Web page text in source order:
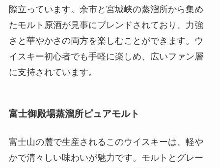
際立っています。余市と宮城峡の蒸溜所から集め
たモルト原酒が見事にブレンドされており、力強
さと華やかさの両方を楽しむことができます。ウ
イスキー初心者でも手軽に楽しめ、広いファン層
に支持されています。
富士御殿場蒸溜所ピュアモルト
富士山の麓で生産されるこのウイスキーは、軽や
かで清々しい味わいが魅力です。モルトとグレー